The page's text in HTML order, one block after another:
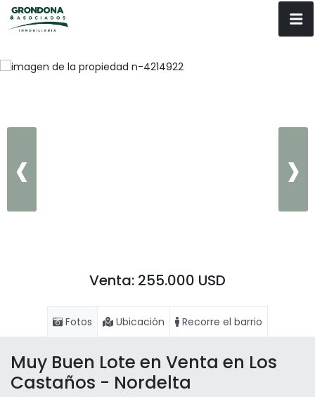
‹ ›
Venta: 255.000 USD
Fotos Ubicación Recorre el barrio
Muy Buen Lote en Venta en Los
Castaños - Nordelta